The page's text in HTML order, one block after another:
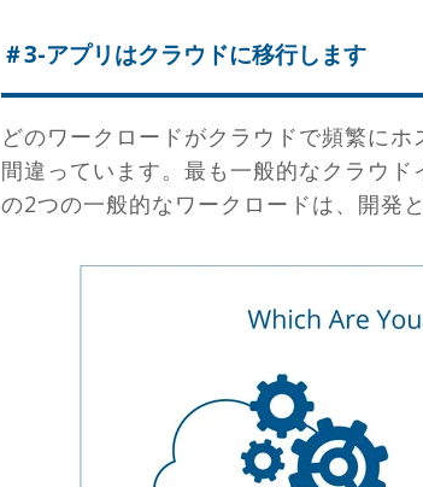
＃3-アプリはクラウドに移行します
どのワークロードがクラウドで頻繁に
間違っています。最も一般的なクラウ
の2つの一般的なワークロードは、開発